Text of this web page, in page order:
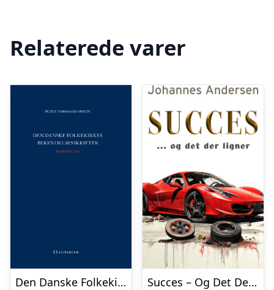
Relaterede varer
Den Danske Folkekirkes bekendelsesskrifter
Succes – Og Det Der Ligner – Johannes Andersen – Bog